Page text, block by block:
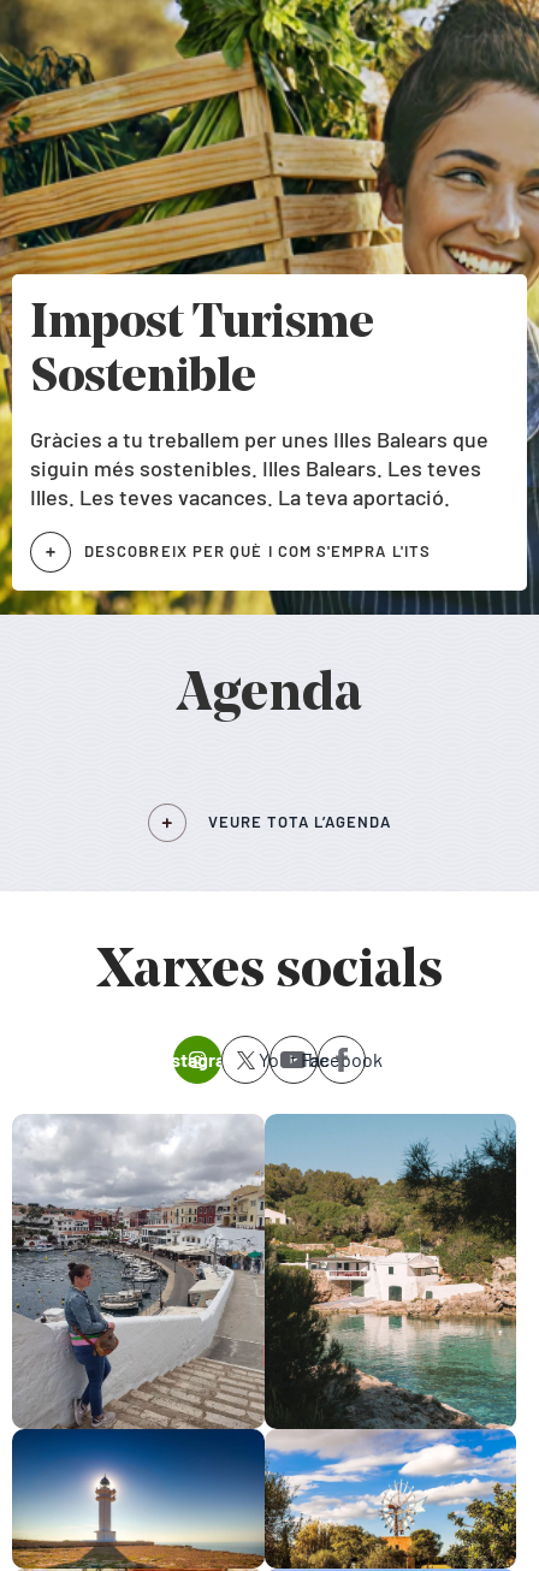
Impost Turisme
Sostenible
Gràcies a tu treballem per unes Illes Balears que
siguin més sostenibles. Illes Balears. Les teves
Illes. Les teves vacances. La teva aportació.
DESCOBREIX PER QUÈ I COM S'EMPRA L'ITS
Agenda
VEURE TOTA L’AGENDA
Xarxes socials
Instagram YoutubeFacebook